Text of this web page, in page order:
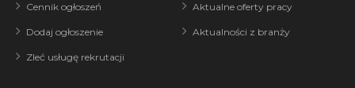
Cennik ogłoszeń
Dodaj ogłoszenie
Zleć usługę rekrutacji
Aktualne oferty pracy
Aktualności z branży